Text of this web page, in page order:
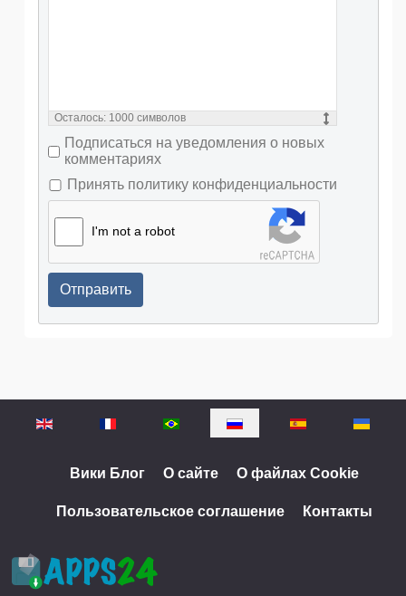
Осталось: 1000 символов
Подписаться на уведомления о новых
комментариях
Принять политику конфиденциальности
I'm not a robot
Отправить
Выберите язык
Вики Блог О сайте О файлах Cookie
Пользовательское соглашение Контакты